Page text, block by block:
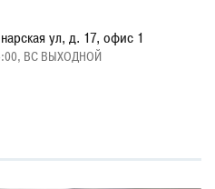
ул, д. 17, офис 1
ВС ВЫХОДНОЙ